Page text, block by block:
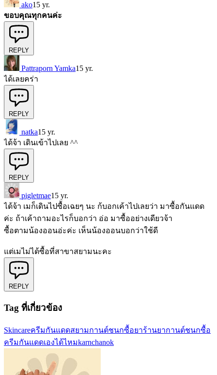
ako15 yr.
ขอบคุณทุกคนค่ะ
REPLY
Pattraporn Yamka15 yr.
ได้เลยคร่า
REPLY
natka15 yr.
ได้จ้า เดินเข้าไปเลย ^^
REPLY
pigletmae15 yr.
ได้จ้า เมก็เดินไปซื้อเฉยๆ นะ ก้บอกเค้าไปเลยว่า มาซื้อกันแดด
ค่ะ ถ้าเค้าถามอะไรก็บอกว่า อ่อ มาซื้ออย่างเดียวจ้า
ซื้อตามน้องออนอ่ะค่ะ เห็นน้องออนบอกว่าใช้ดี
แต่เมไม่ได้ซื้อที่สาขาสยามนะคะ
REPLY
Tag ที่เกี่ยวข้อง
Skincareครีมกันแดดสยามกานต์ชนกซื้อยาร้านยากานต์ชนกซื้อ
ครีมกันแดดเองได้ไหมkarnchanok